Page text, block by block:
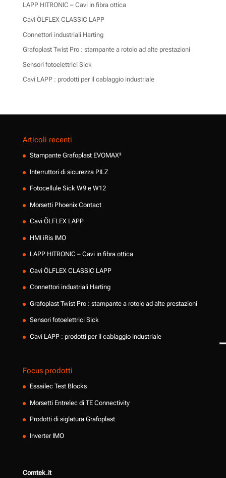
LAPP HITRONIC – Cavi in fibra ottica
Cavi ÖLFLEX CLASSIC LAPP
Connettori industriali Harting
Grafoplast Twist Pro : stampante a rotolo ad alte prestazioni
Sensori fotoelettrici Sick
Cavi LAPP : prodotti per il cablaggio industriale
Articoli recenti
Stampante Grafoplast EVOMAX²
Interruttori di sicurezza PILZ
Fotocellule Sick W9 e W12
Morsetti Phoenix Contact
Cavi ÖLFLEX LAPP
HMI iRis IMO
LAPP HITRONIC – Cavi in fibra ottica
Cavi ÖLFLEX CLASSIC LAPP
Connettori industriali Harting
Grafoplast Twist Pro : stampante a rotolo ad alte prestazioni
Sensori fotoelettrici Sick
Cavi LAPP : prodotti per il cablaggio industriale
Focus prodotti
Essailec Test Blocks
Morsetti Entrelec di TE Connectivity
Prodotti di siglatura Grafoplast
Inverter IMO
Comtek.it